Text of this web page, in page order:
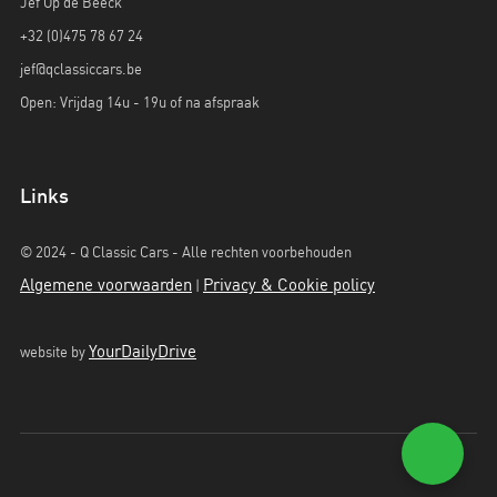
Jef Op de Beeck
+32 (0)475 78 67 24
jef@qclassiccars.be
Open: Vrijdag 14u - 19u of na afspraak
Links
© 2024 - Q Classic Cars - Alle rechten voorbehouden
Algemene voorwaarden Privacy & Cookie policy
website by YourDailyDrive